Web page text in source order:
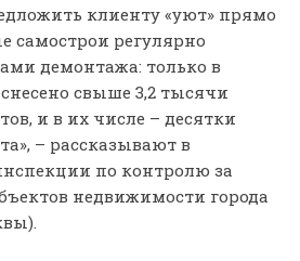
клиенту «уют» прямо
самострои регулярно
демонтажа: только в
снесено свыше 3,2 тысячи
и в их числе – десятки
– рассказывают в
по контролю за
недвижимости города